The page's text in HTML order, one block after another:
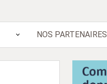
NOS PARTENAIRES